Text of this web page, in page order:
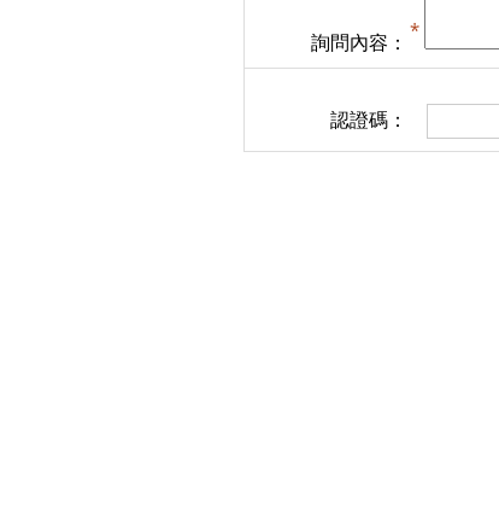
詢問內容：
認證碼：